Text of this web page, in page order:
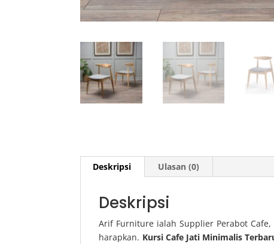
Deskripsi Ulasan (0)
Deskripsi
Arif Furniture ialah Supplier Perabot
harapkan. Kursi Cafe Jati Minimalis